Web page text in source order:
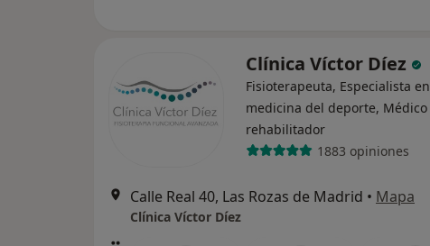
Clínica Víctor Díez
Fisioterapeuta, Especialista en
medicina del deporte, Médico
rehabilitador
1883 opiniones
Calle Real 40, Las Rozas de Madrid • Mapa
Clínica Víctor Díez